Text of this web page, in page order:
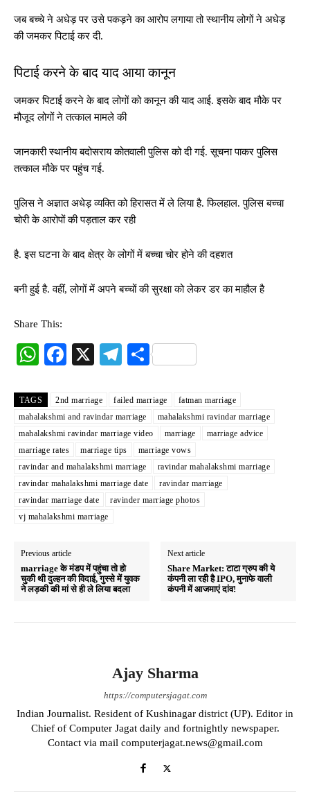
जब बच्चे ने अधेड़ पर उसे पकड़ने का आरोप लगाया तो स्थानीय लोगों ने अधेड़
की जमकर पिटाई कर दी.
पिटाई करने के बाद याद आया कानून
जमकर पिटाई करने के बाद लोगों को कानून की याद आई. इसके बाद मौके पर
मौजूद लोगों ने तत्काल मामले की
जानकारी स्थानीय बदोसराय कोतवाली पुलिस को दी गई. सूचना पाकर पुलिस
तत्काल मौके पर पहुंच गई.
पुलिस ने अज्ञात अधेड़ व्यक्ति को हिरासत में ले लिया है. फिलहाल. पुलिस बच्चा
चोरी के आरोपों की पड़ताल कर रही
है. इस घटना के बाद क्षेत्र के लोगों में बच्चा चोर होने की दहशत
बनी हुई है. वहीं, लोगों में अपने बच्चों की सुरक्षा को लेकर डर का माहौल है
Share This:
W
ts
A
pp
Fa
bo
ok
X
Te
gr
a
m
S
re
TAGS 2nd marriage failed marriage
fatman marriage
mahalakshmi and ravindar marriage
mahalakshmi ravindar marriage
mahalakshmi ravindar marriage video
marriage
marriage advice
marriage rates
marriage tips
marriage vows
ravindar and mahalakshmi marriage
ravindar mahalakshmi marriage
ravindar mahalakshmi marriage date
ravindar marriage
ravindar marriage date
ravinder marriage photos
vj mahalakshmi marriage
Previous article
marriage के मंडप में पहुंचा तो हो
चुकी थी दुल्‍हन की विदाई, गुस्‍से में युवक
ने लड़की की मां से ही ले लिया बदला
Next article
Share Market: टाटा ग्रुप की ये
कंपनी ला रही है IPO, मुनाफे वाली
कंपनी में आजमाएं दांव!
Ajay Sharma
https://computersjagat.com
Indian Journalist. Resident of Kushinagar district (UP). Editor in
Chief of Computer Jagat daily and fortnightly newspaper.
Contact via mail computerjagat.news@gmail.com